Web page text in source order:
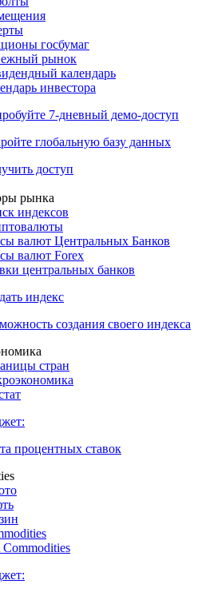
доступ
событий
госбумаг
рынок
календарь
инвестора
7-дневный
доступ
рынка
индексов
валют Центральных Банков
валют Forex
центральных банков
индекс
создания своего индекса
стран
процентных ставок